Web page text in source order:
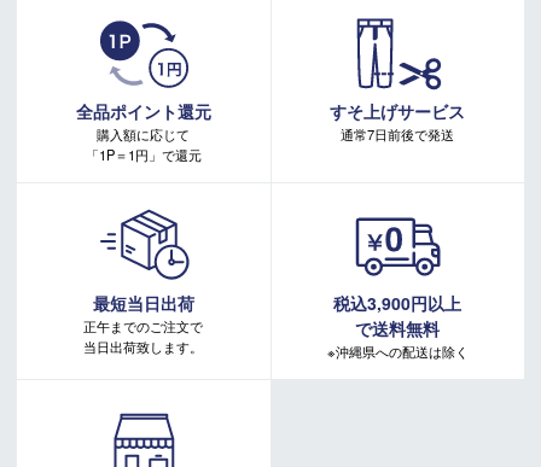
・有賀園ポイントの獲得には別途ログイン/新規登録が必要です。
・本特典は予告なく変更・中止させて頂く場合があります。
・本キャンペーンの特典を受ける場合、ドコモ専用ページでエントリーが必要です。
詳しくはこちらをご確認ください。
キャンペーンページ
全品ポイント還元
購入額に応じて
「1P＝1円」で還元
すそ上げサービス
通常7日前後で発送
最短当日出荷
正午までのご注文で
当日出荷致します。
税込3,900円以上
で送料無料
※沖縄県への配送は除く